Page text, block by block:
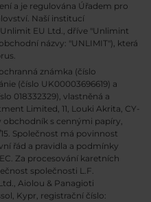
a je regulována Úřadem pro
Naší institucí
EU Ltd., dříve "Unlimint
názvy: "UNLIMIT"), která
ochranná známka (číslo
(číslo UK00003696619) a
018332329), vlastněná a
Limited, 11, Louki Akrita, CY-
obchodník s cennými papíry,
Společnost má povinnost
řád a pravidla a podmínky
Za procesování karetních
společnosti L.F.
Aiolou & Panagioti
Kypr, registrační číslo: